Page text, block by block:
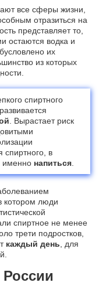
все сферы жизни,
отразиться на
представляет то,
остаются водка и
их
из которых
спиртного
. Вырастает риск
спиртного, в
именно напиться
в котором люди
спиртное не менее
трети подростков,
каждый день , для